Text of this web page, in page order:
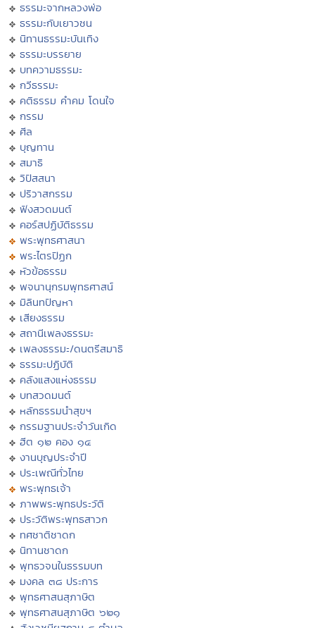
ธรรมะจากหลวงพ่อ
ธรรมะกับเยาวชน
นิทานธรรมะบันเทิง
ธรรมะบรรยาย
บทความธรรมะ
กวีธรรมะ
คติธรรม คำคม โดนใจ
กรรม
ศีล
บุญทาน
สมาธิ
วิปัสสนา
ปริวาสกรรม
ฟังสวดมนต์
คอร์สปฏิบัติธรรม
พระพุทธศาสนา
พระไตรปิฏก
หัวข้อธรรม
พจนานุกรมพุทธศาสน์
มิลินทปัญหา
เสียงธรรม
สถานีเพลงธรรมะ
เพลงธรรมะ/ดนตรีสมาธิ
ธรรมะปฏิบัติ
คลังแสงแห่งธรรม
บทสวดมนต์
หลักธรรมนำสุขฯ
กรรมฐานประจำวันเกิด
ฮีต ๑๒ คอง ๑๔
งานบุญประจำปี
ประเพณีทั่วไทย
พระพุทธเจ้า
ภาพพระพุทธประวัติ
ประวัติพระพุทธสาวก
ทศชาติชาดก
นิทานชาดก
พุทธวจนในธรรมบท
มงคล ๓๘ ประการ
พุทธศาสนสุภาษิต
พุทธศาสนสุภาษิต ๖๒๑